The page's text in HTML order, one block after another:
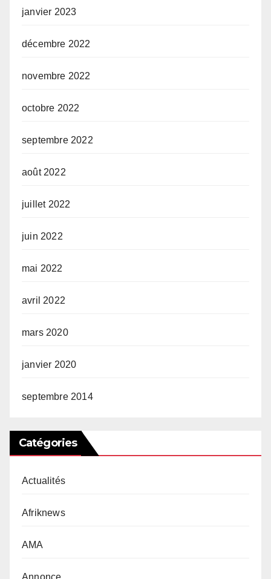
janvier 2023
décembre 2022
novembre 2022
octobre 2022
septembre 2022
août 2022
juillet 2022
juin 2022
mai 2022
avril 2022
mars 2020
janvier 2020
septembre 2014
Catégories
Actualités
Afriknews
AMA
Annonce